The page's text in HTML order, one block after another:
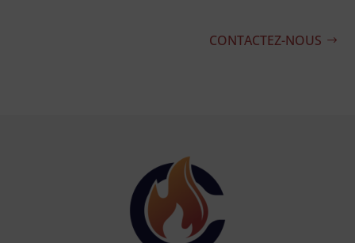
CONTACTEZ-NOUS